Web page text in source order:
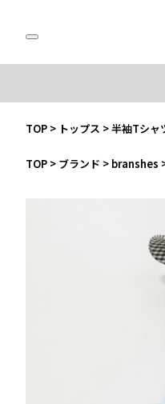
TOP > トップス >半袖Tシャ
TOP > ブランド > branshes